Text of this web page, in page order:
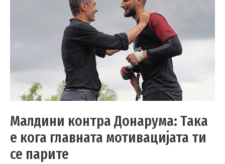
Малдини контра Донарума: Така
е кога главната мотивацијата ти
се парите